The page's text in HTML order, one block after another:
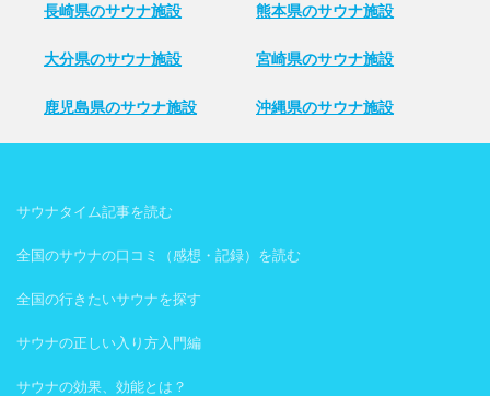
長崎県のサウナ施設 熊本県のサウナ施設
大分県のサウナ施設 宮崎県のサウナ施設
鹿児島県のサウナ施設 沖縄県のサウナ施設
サウナタイム記事を読む
全国のサウナの口コミ（感想・記録）を読む
全国の行きたいサウナを探す
サウナの正しい入り方入門編
サウナの効果、効能とは？